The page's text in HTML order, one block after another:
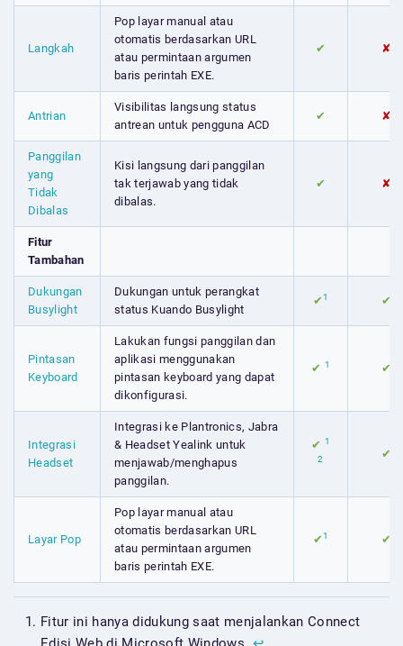
Langkah
Pop layar manual atau
otomatis berdasarkan URL
atau permintaan argumen
baris perintah EXE.
✔ ✘
Antrian
Visibilitas langsung status
antrean untuk pengguna ACD
✔ ✘
Panggilan
yang
Tidak
Dibalas
Kisi langsung dari panggilan
tak terjawab yang tidak
dibalas.
✔ ✘
Fitur
Tambahan
Dukungan
Busylight
Dukungan untuk perangkat
status Kuando Busylight
✔1 ✔
Pintasan
Keyboard
Lakukan fungsi panggilan dan
aplikasi menggunakan
pintasan keyboard yang dapat
dikonfigurasi.
✔ 1 ✔
Integrasi
Headset
Integrasi ke Plantronics, Jabra
& Headset Yealink untuk
menjawab/menghapus
panggilan.
✔ 1
2
✔
Layar Pop
Pop layar manual atau
otomatis berdasarkan URL
atau permintaan argumen
baris perintah EXE.
✔1 ✔
Fitur ini hanya didukung saat menjalankan Connect